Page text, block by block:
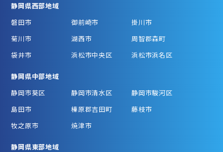
静岡県西部地域
磐田市
御前崎市
掛川市
菊川市
湖西市
周智郡森町
袋井市
浜松市中央区 浜松市浜名区
静岡県中部地域
静岡市葵区
静岡市清水区
静岡市駿河区
島田市
榛原郡吉田町
藤枝市
牧之原市
焼津市
静岡県東部地域